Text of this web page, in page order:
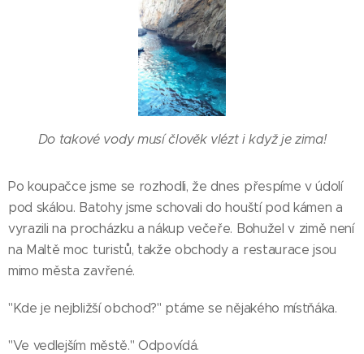
Do takové vody musí člověk vlézt i když je zima!
Po koupačce jsme se rozhodli, že dnes přespíme v údolí
pod skálou. Batohy jsme schovali do houští pod kámen a
vyrazili na procházku a nákup večeře. Bohužel v zimě není
na Maltě moc turistů, takže obchody a restaurace jsou
mimo města zavřené.
"Kde je nejbližší obchod?" ptáme se nějakého místňáka.
"Ve vedlejším městě." Odpovídá.